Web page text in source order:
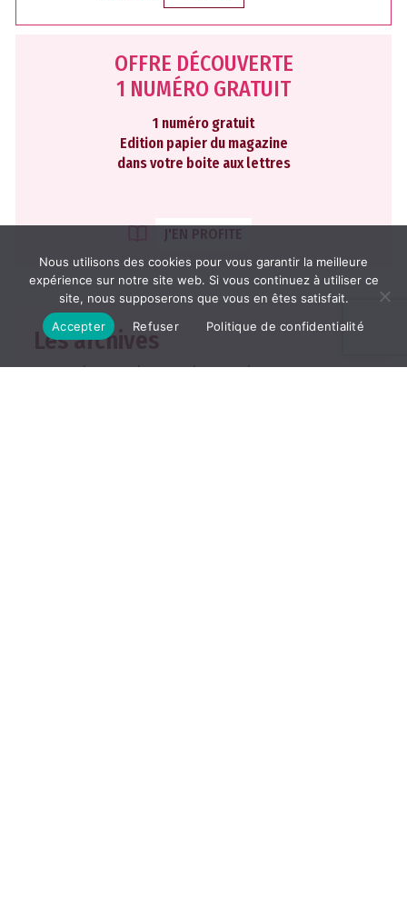
OFFRE DÉCOUVERTE
1 NUMÉRO GRATUIT
1 numéro gratuit
Edition papier du magazine
dans votre boite aux lettres
J'EN PROFITE
Les archives
2026 2025 2024 2023 2022
Nous utilisons des cookies pour vous garantir la meilleure
expérience sur notre site web. Si vous continuez à utiliser ce
site, nous supposerons que vous en êtes satisfait.
Accepter
Refuser Politique de confidentialité